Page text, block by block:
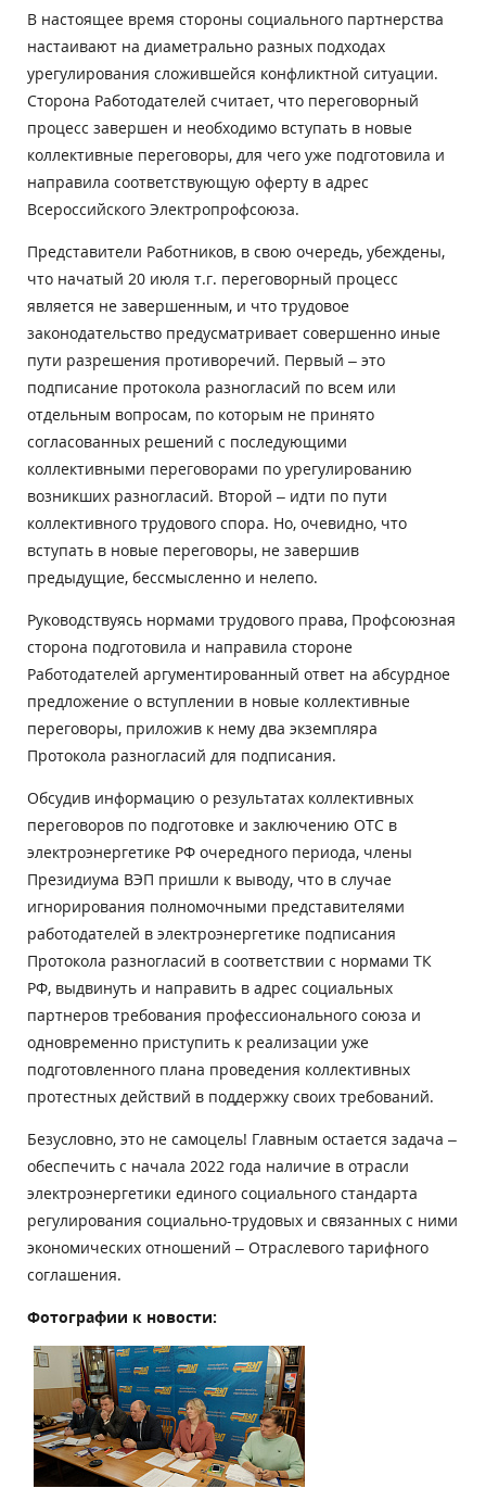
В настоящее время стороны социального партнерства
настаивают на диаметрально разных подходах
урегулирования сложившейся конфликтной ситуации.
Сторона Работодателей считает, что переговорный
процесс завершен и необходимо вступать в новые
коллективные переговоры, для чего уже подготовила и
направила соответствующую оферту в адрес
Всероссийского Электропрофсоюза.
Представители Работников, в свою очередь, убеждены,
что начатый 20 июля т.г. переговорный процесс
является не завершенным, и что трудовое
законодательство предусматривает совершенно иные
пути разрешения противоречий. Первый – это
подписание протокола разногласий по всем или
отдельным вопросам, по которым не принято
согласованных решений с последующими
коллективными переговорами по урегулированию
возникших разногласий. Второй – идти по пути
коллективного трудового спора. Но, очевидно, что
вступать в новые переговоры, не завершив
предыдущие, бессмысленно и нелепо.
Руководствуясь нормами трудового права, Профсоюзная
сторона подготовила и направила стороне
Работодателей аргументированный ответ на абсурдное
предложение о вступлении в новые коллективные
переговоры, приложив к нему два экземпляра
Протокола разногласий для подписания.
Обсудив информацию о результатах коллективных
переговоров по подготовке и заключению ОТС в
электроэнергетике РФ очередного периода, члены
Президиума ВЭП пришли к выводу, что в случае
игнорирования полномочными представителями
работодателей в электроэнергетике подписания
Протокола разногласий в соответствии с нормами ТК
РФ, выдвинуть и направить в адрес социальных
партнеров требования профессионального союза и
одновременно приступить к реализации уже
подготовленного плана проведения коллективных
протестных действий в поддержку своих требований.
Безусловно, это не самоцель! Главным остается задача –
обеспечить с начала 2022 года наличие в отрасли
электроэнергетики единого социального стандарта
регулирования социально-трудовых и связанных с ними
экономических отношений – Отраслевого тарифного
соглашения.
Фотографии к новости: